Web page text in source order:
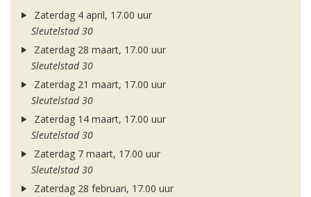
Zaterdag 4 april, 17.00 uur
Sleutelstad 30
Zaterdag 28 maart, 17.00 uur
Sleutelstad 30
Zaterdag 21 maart, 17.00 uur
Sleutelstad 30
Zaterdag 14 maart, 17.00 uur
Sleutelstad 30
Zaterdag 7 maart, 17.00 uur
Sleutelstad 30
Zaterdag 28 februari, 17.00 uur